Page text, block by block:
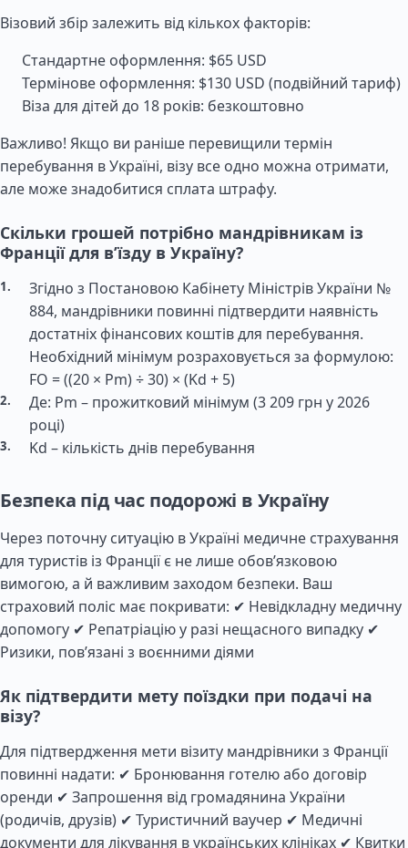
Візовий збір залежить від кількох факторів:
Стандартне оформлення: $65 USD
Термінове оформлення: $130 USD (подвійний тариф)
Віза для дітей до 18 років: безкоштовно
Важливо! Якщо ви раніше перевищили термін
перебування в Україні, візу все одно можна отримати,
але може знадобитися сплата штрафу.
Скільки грошей потрібно мандрівникам із
Франції для в’їзду в Україну?
Згідно з Постановою Кабінету Міністрів України №
884, мандрівники повинні підтвердити наявність
достатніх фінансових коштів для перебування.
Необхідний мінімум розраховується за формулою:
FO = ((20 × Pm) ÷ 30) × (Kd + 5)
Де: Pm – прожитковий мінімум (3 209 грн у 2026
році)
Kd – кількість днів перебування
Безпека під час подорожі в Україну
Через поточну ситуацію в Україні медичне страхування
для туристів із Франції є не лише обов’язковою
вимогою, а й важливим заходом безпеки. Ваш
страховий поліс має покривати: ✔ Невідкладну медичну
допомогу ✔ Репатріацію у разі нещасного випадку ✔
Ризики, пов’язані з воєнними діями
Як підтвердити мету поїздки при подачі на
візу?
Для підтвердження мети візиту мандрівники з Франції
повинні надати: ✔ Бронювання готелю або договір
оренди ✔ Запрошення від громадянина України
(родичів, друзів) ✔ Туристичний ваучер ✔ Медичні
документи для лікування в українських клініках ✔ Квитки